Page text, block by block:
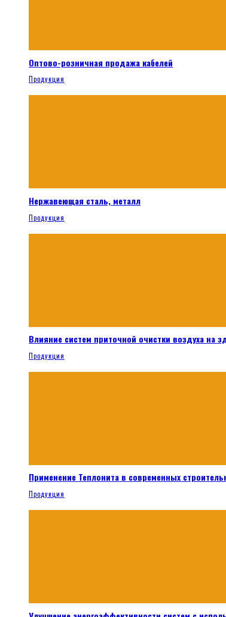
Оптово-розничная продажа кабелей
Продукция
Нержавеющая сталь, металл
Продукция
Влияние систем приточной очистки воздуха на
Продукция
Применение Теплонита в современных
Продукция